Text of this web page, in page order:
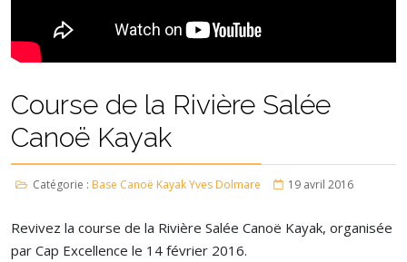
Course de la Rivière Salée
Canoë Kayak
Catégorie : Base Canoë Kayak Yves Dolmare 19 avril 2016
Revivez la course de la Rivière Salée Canoë Kayak, organisée
par Cap Excellence le 14 février 2016.